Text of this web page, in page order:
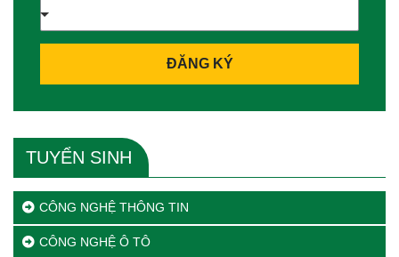
ĐĂNG KÝ
TUYỂN SINH
CÔNG NGHỆ THÔNG TIN
CÔNG NGHỆ Ô TÔ